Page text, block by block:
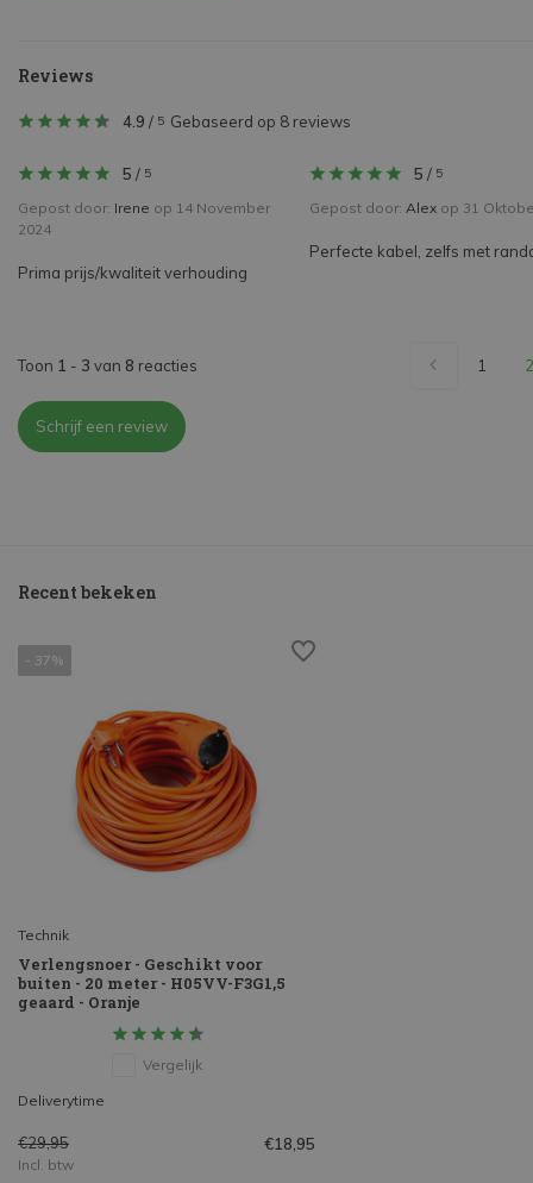
Reviews
4.9 / 5 Gebaseerd op 8 reviews
5 / 5
Gepost door: Irene op 14 November
2024
Prima prijs/kwaliteit verhouding
5 / 5
Gepost door: Alex op 31
Perfecte kabel, zelfs met
Toon 1 - 3 van 8 reacties 1 2
Schrijf een review
Recent bekeken
- 37%
Technik
Verlengsnoer - Geschikt voor
buiten - 20 meter - H05VV-F3G1,5
geaard - Oranje
Vergelijk
Deliverytime
€29,95 €18,95
Incl. btw